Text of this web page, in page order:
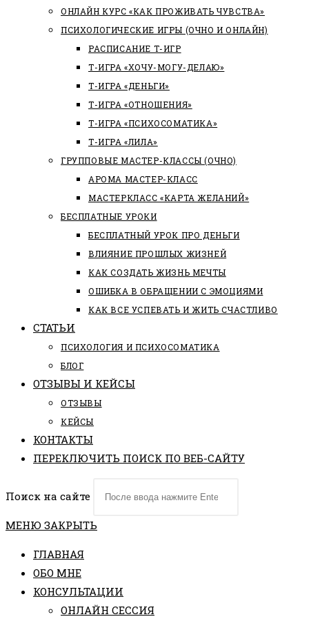
ОНЛАЙН КУРС «КАК ПРОЖИВАТЬ ЧУВСТВА»
ПСИХОЛОГИЧЕСКИЕ ИГРЫ (ОЧНО И ОНЛАЙН)
РАСПИСАНИЕ Т-ИГР
Т-ИГРА «ХОЧУ-МОГУ-ДЕЛАЮ»
Т-ИГРА «ДЕНЬГИ»
Т-ИГРА «ОТНОШЕНИЯ»
Т-ИГРА «ПСИХОСОМАТИКА»
Т-ИГРА «ЛИЛА»
ГРУППОВЫЕ МАСТЕР-КЛАССЫ (ОЧНО)
АРОМА МАСТЕР-КЛАСС
МАСТЕРКЛАСС «КАРТА ЖЕЛАНИЙ»
БЕСПЛАТНЫЕ УРОКИ
БЕСПЛАТНЫЙ УРОК ПРО ДЕНЬГИ
ВЛИЯНИЕ ПРОШЛЫХ ЖИЗНЕЙ
КАК СОЗДАТЬ ЖИЗНЬ МЕЧТЫ
ОШИБКА В ОБРАЩЕНИИ С ЭМОЦИЯМИ
КАК ВСЕ УСПЕВАТЬ И ЖИТЬ СЧАСТЛИВО
СТАТЬИ
ПCИХОЛОГИЯ И ПСИХОСОМАТИКА
БЛОГ
ОТЗЫВЫ И КЕЙСЫ
ОТЗЫВЫ
КЕЙСЫ
КОНТАКТЫ
ПЕРЕКЛЮЧИТЬ ПОИСК ПО ВЕБ-САЙТУ
Поиск на сайте
МЕНЮ ЗАКРЫТЬ
ГЛАВНАЯ
ОБО МНЕ
КОНСУЛЬТАЦИИ
ОНЛАЙН СЕССИЯ